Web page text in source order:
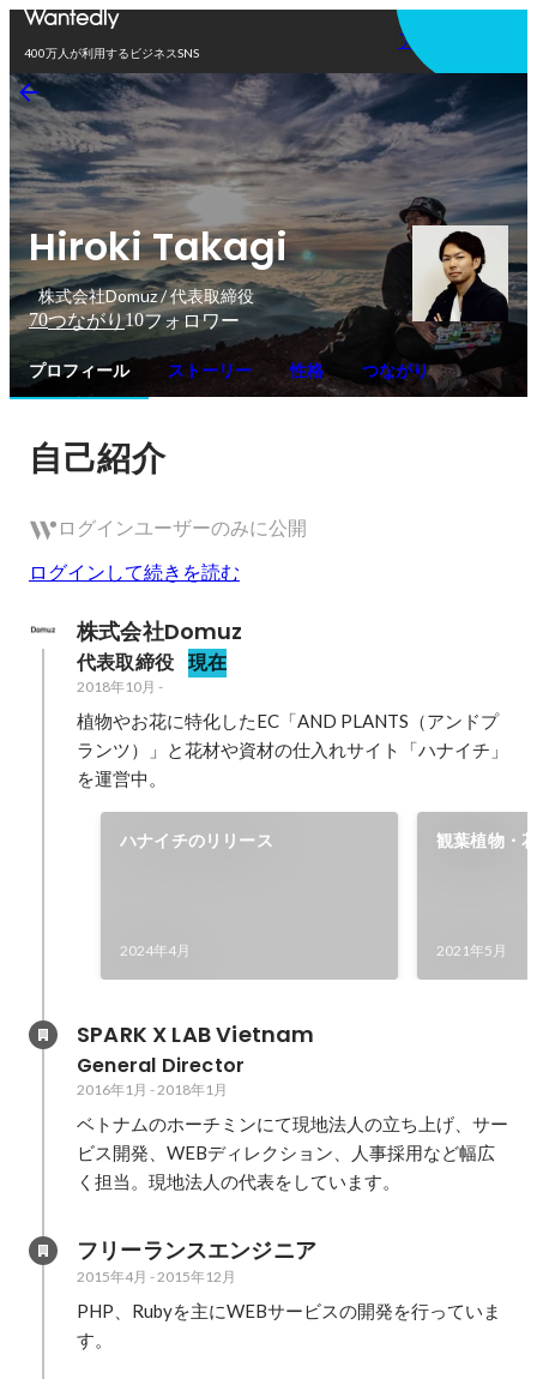
400万人が利用するビジネスSNS
アプリを使う
Hiroki Takagi
株式会社Domuz / 代表取締役
70つながり10フォロワー
プロフィール ストーリー 性格 つながり
自己紹介
ログインユーザーのみに公開
ログインして続きを読む
株式会社Domuz
代表取締役 現在
2018年10月 -
植物やお花に特化したEC「AND PLANTS（アンドプ
ランツ）」と花材や資材の仕入れサイト「ハナイチ」
を運営中。
ハナイチのリリース
2024年4月
観葉植物・
2021年5月
SPARK X LAB Vietnam
General Director
2016年1月 -2018年1月
ベトナムのホーチミンにて現地法人の立ち上げ、サー
ビス開発、WEBディレクション、人事採用など幅広
く担当。現地法人の代表をしています。
フリーランスエンジニア
2015年4月 -2015年12月
PHP、Rubyを主にWEBサービスの開発を行っていま
す。